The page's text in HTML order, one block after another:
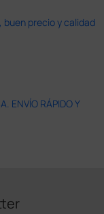
buen precio y calidad
ENVÍO RÁPIDO Y